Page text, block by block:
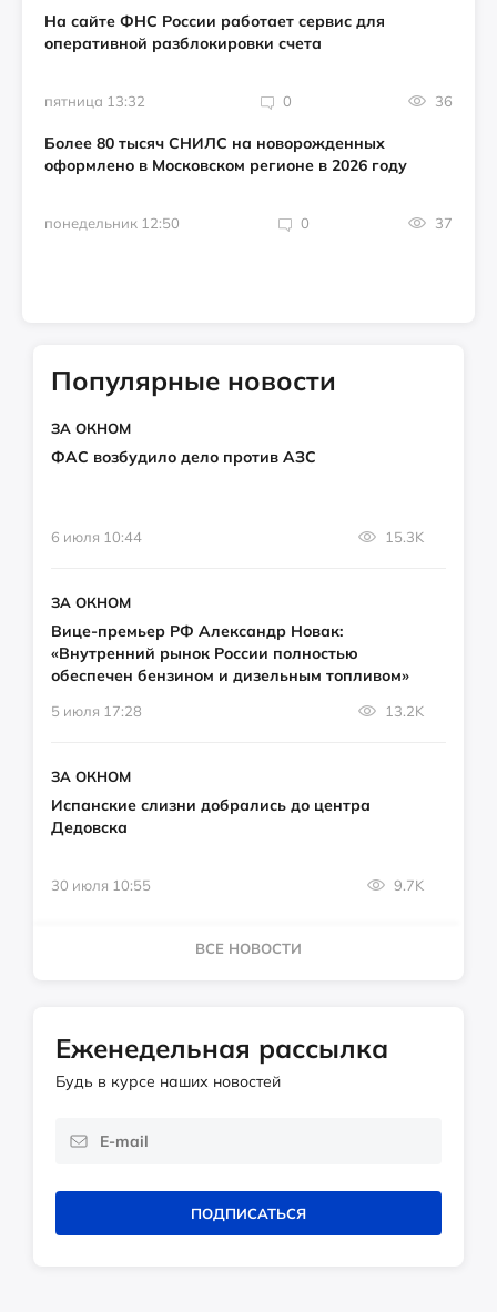
На сайте ФНС России работает сервис для
оперативной разблокировки счета
пятница 13:32 0 36
Более 80 тысяч СНИЛС на новорожденных
оформлено в Московском регионе в 2026 году
понедельник 12:50 0 37
Популярные новости
ЗА ОКНОМ
ФАС возбудило дело против АЗС
6 июля 10:44 15.3K
ЗА ОКНОМ
Вице-премьер РФ Александр Новак:
«Внутренний рынок России полностью
обеспечен бензином и дизельным топливом»
5 июля 17:28 13.2K
ЗА ОКНОМ
Испанские слизни добрались до центра
Дедовска
30 июля 10:55 9.7K
ВСЕ НОВОСТИ
Еженедельная рассылка
Будь в курсе наших новостей
ПОДПИСАТЬСЯ